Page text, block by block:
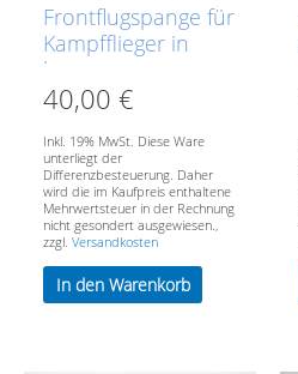
Frontflugspange für
Kampfflieger in
bronze
40,00€
Inkl. 19% MwSt. Diese Ware
unterliegt der
Differenzbesteuerung. Daher
wird die im Kaufpreis enthaltene
Mehrwertsteuer in der Rechnung
nicht gesondert ausgewiesen.,
zzgl.Versandkosten
In den Warenkorb